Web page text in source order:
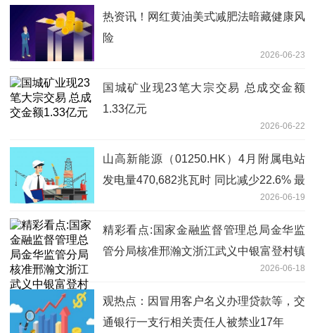
热资讯！网红黄油美式减肥法暗藏健康风
险
2026-06-23
国城矿业现23笔大宗交易 总成交金额
1.33亿元
2026-06-22
山高新能源（01250.HK）4月附属电站
发电量470,682兆瓦时 同比减少22.6% 最
2026-06-19
精彩看点:国家金融监督管理总局金华监
管分局核准邢瀚文浙江武义中银富登村镇
2026-06-18
观热点：因冒用客户名义办理贷款等，交
通银行一支行相关责任人被禁业17年